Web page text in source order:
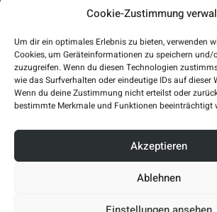
Cookie-Zustimmung
Um dir ein optimales Erlebnis zu bieten, verwenden
Cookies, um Geräteinformationen zu speichern und/
zuzugreifen. Wenn du diesen Technologien
wie das Surfverhalten oder eindeutige IDs auf dieser
Wenn du deine Zustimmung nicht erteilst oder
bestimmte Merkmale und Funktionen beeinträchtigt
Akzeptieren
Ablehnen
IMPRESSUM
DATENSCHUTZ
AGB